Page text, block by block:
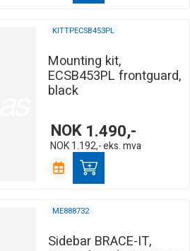
KITTPECSB453PL
Mounting kit,
ECSB453PL frontguard,
black
NOK 1.490,-
NOK 1.192,-eks. mva
ME888732
Sidebar BRACE-IT,